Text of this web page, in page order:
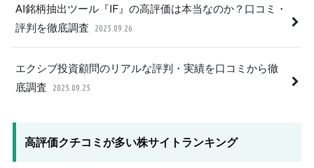
AI銘柄抽出ツール『IF』の高評価は本当なのか？口コミ・
評判を徹底調査
2025.09.26
エクシブ投資顧問のリアルな評判・実績を口コミから徹
底調査
2025.09.25
高評価クチコミが多い株サイトランキング